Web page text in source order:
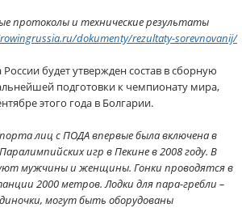
протоколы и технические результаты
dokumenty/rezultaty-sorevnovanij/
будет утвержден состав в сборную
подготовки к чемпионату мира,
этого года в Болгарии.
лиц с ПОДА впервые была включена в
игр в Пекине в 2008 году. В
мужчины и женщины. Гонки проводятся в
2000 метров. Лодки для пара-гребли –
могут быть оборудованы